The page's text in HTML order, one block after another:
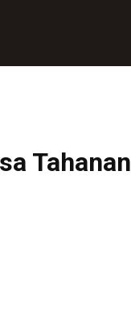
Tahanan